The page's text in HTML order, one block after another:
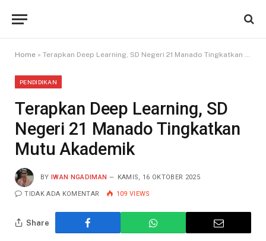
Home » Terapkan Deep Learning, SD Negeri 21 Manado Tingkatkan Mutu Akademik
PENDIDIKAN
Terapkan Deep Learning, SD
Negeri 21 Manado Tingkatkan
Mutu Akademik
BY IWAN NGADIMAN KAMIS, 16 OKTOBER 2025
TIDAK ADA KOMENTAR 109 VIEWS
Share